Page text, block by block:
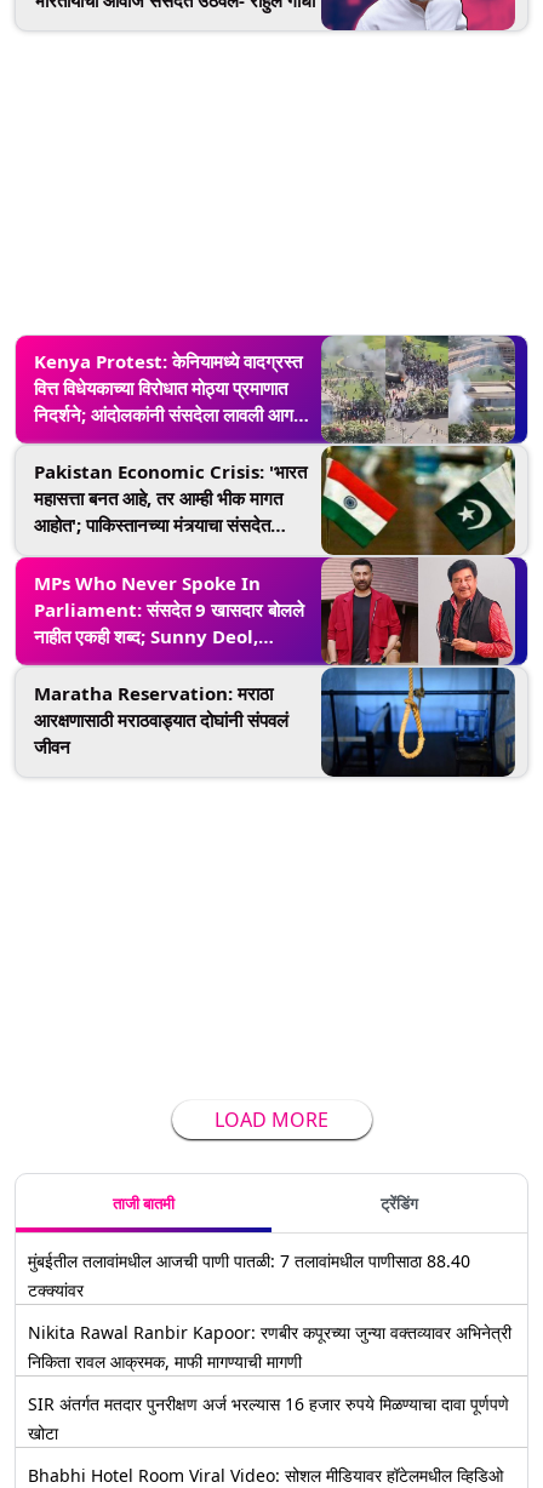
Kenya Protest: केनियामध्ये वादग्रस्त
वित्त विधेयकाच्या विरोधात मोठ्या प्रमाणात
निदर्शने; आंदोलकांनी संसदेला लावली आग
(Watch Video)
Pakistan Economic Crisis: 'भारत
महासत्ता बनत आहे, तर आम्ही भीक मागत
आहोत'; पाकिस्तानच्या मंत्र्याचा संसदेत
Video)
MPs Who Never Spoke In
Parliament: संसदेत 9 खासदार बोलले
नाहीत एकही शब्द; Sunny Deol,
Shatrughan Sinha यांचा समावेश,
जाणून घ्या यादी
Maratha Reservation: मराठा
आरक्षणासाठी मराठवाड्यात दोघांनी संपवलं
जीवन
LOAD MORE
ताजी बातमी ट्रेंडिंग
मुंबईतील तलावांमधील आजची पाणी पातळी: 7 तलावांमधील पाणीसाठा 88.40
टक्क्यांवर
Nikita Rawal Ranbir Kapoor: रणबीर कपूरच्या जुन्या वक्तव्यावर अभिनेत्री
निकिता रावल आक्रमक, माफी मागण्याची मागणी
SIR अंतर्गत मतदार पुनरीक्षण अर्ज भरल्यास 16 हजार रुपये मिळण्याचा दावा पूर्णपणे
खोटा
Bhabhi Hotel Room Viral Video: सोशल मीडियावर हॉटेलमधील व्हिडिओ